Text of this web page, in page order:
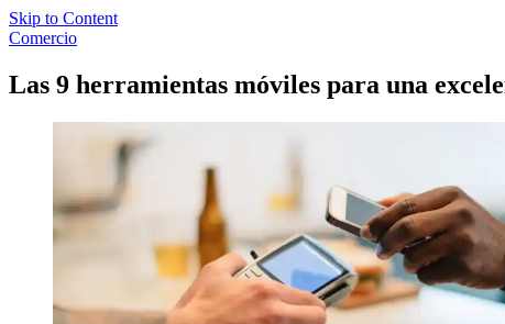
Skip to Content
Comercio
Las 9 herramientas móviles para una